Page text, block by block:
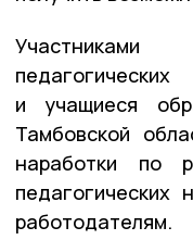
и учащиеся
Тамбовской
наработки по
педагогических
работодателям.